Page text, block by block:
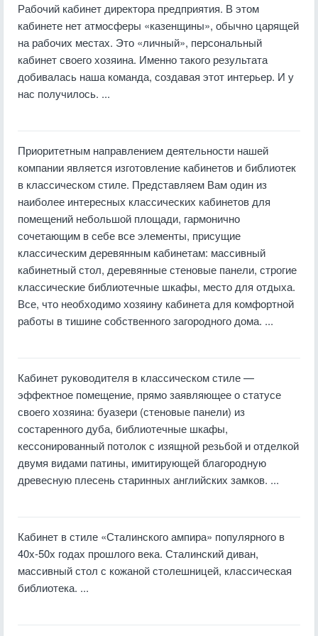
Рабочий кабинет директора предприятия. В этом
кабинете нет атмосферы «казенщины», обычно царящей
на рабочих местах. Это «личный», персональный
кабинет своего хозяина. Именно такого результата
добивалась наша команда, создавая этот интерьер. И у
нас получилось. ...
Приоритетным направлением деятельности нашей
компании является изготовление кабинетов и библиотек
в классическом стиле. Представляем Вам один из
наиболее интересных классических кабинетов для
помещений небольшой площади, гармонично
сочетающим в себе все элементы, присущие
классическим деревянным кабинетам: массивный
кабинетный стол, деревянные стеновые панели, строгие
классические библиотечные шкафы, место для отдыха.
Все, что необходимо хозяину кабинета для комфортной
работы в тишине собственного загородного дома. ...
Кабинет руководителя в классическом стиле —
эффектное помещение, прямо заявляющее о статусе
своего хозяина: буазери (стеновые панели) из
состаренного дуба, библиотечные шкафы,
кессонированный потолок с изящной резьбой и отделкой
двумя видами патины, имитирующей благородную
древесную плесень старинных английских замков. ...
Кабинет в стиле «Сталинского ампира» популярного в
40х-50х годах прошлого века. Сталинский диван,
массивный стол с кожаной столешницей, классическая
библиотека. ...